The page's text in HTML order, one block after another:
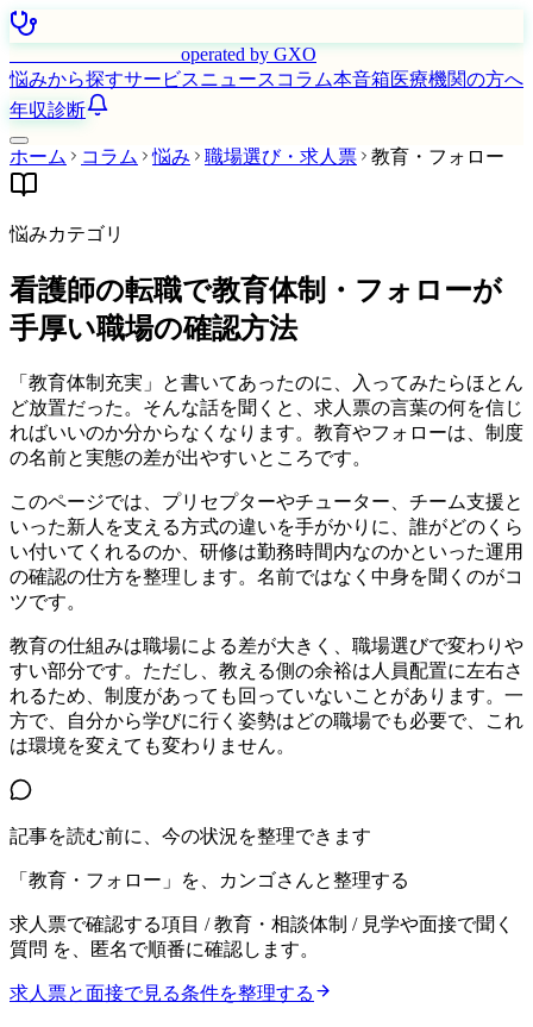
operated by GXO
悩みから探すサービスニュース コラム本音箱医療機関の方へ
年収診断
ホーム コラム 悩み 職場選び・求人票 教育・フォロー
悩みカテゴリ
看護師の転職で教育体制・フォローが
手厚い職場の確認方法
「教育体制充実」と書いてあったのに、入ってみたらほとん
ど放置だった。そんな話を聞くと、求人票の言葉の何を信じ
ればいいのか分からなくなります。教育やフォローは、制度
の名前と実態の差が出やすいところです。
このページでは、プリセプターやチューター、チーム支援と
いった新人を支える方式の違いを手がかりに、誰がどのくら
い付いてくれるのか、研修は勤務時間内なのかといった運用
の確認の仕方を整理します。名前ではなく中身を聞くのがコ
ツです。
教育の仕組みは職場による差が大きく、職場選びで変わりや
すい部分です。ただし、教える側の余裕は人員配置に左右さ
れるため、制度があっても回っていないことがあります。一
方で、自分から学びに行く姿勢はどの職場でも必要で、これ
は環境を変えても変わりません。
記事を読む前に、今の状況を整理できます
「教育・フォロー」を、カンゴさんと整理する
求人票で確認する項目 / 教育・相談体制 / 見学や面接で聞く
質問 を、匿名で順番に確認します。
求人票と面接で見る条件を整理する